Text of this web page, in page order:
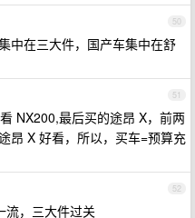
50
中在三大件，国产车集中在舒
51
NX200,最后买的途昂 X，前两
昂 X 好看，所以，买车=预算充
52
流，三大件过关